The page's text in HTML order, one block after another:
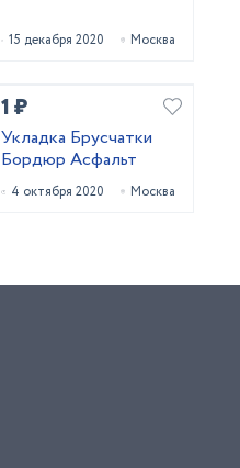
15 декабря 2020 Москва
1 ₽
Укладка Брусчатки
Бордюр Асфальт
4 октября 2020 Москва